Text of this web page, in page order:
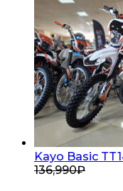
Kayo Basic
136,990₽